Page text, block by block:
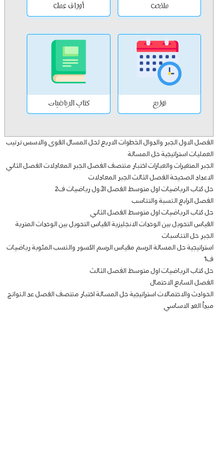
ملخص أوراق عمل
توزيع كتاب الرياضيات
الفصل الاول الجبر والدوال الخطوات الاربع لحل المسال القوى والاسس ترتيب
العمليات استراتيجية حل المسالة
الجبر المتغيرات والعبارات اختبار منتصف الفصل الجبر المعادلات الفصل الثاني
الاعداد الصحيحة الفصل الثالث الجبر المعادلات
حل كتاب الرياضيات اول متوسط الفصل الأول رياضيات ف2
الفصل الرابع النسبة والتناسب
حل كتاب الرياضيات اول متوسط الفصل الثاني
القياس التحويل بين الوحدات الانجليزية القياس التحويل بين الوحدات المترية
الجبر حل التناسبات
استراتيجية حل المسالة الرسم مقياس الرسم الكسور والنسب المئوية رياضيات
ف1
حل كتاب الرياضيات اول متوسط الفصل الثالث
الفصل السابع الاحتمال
الحوادث والاحتمالات استراتيجية حل المسالة اختبار منتصف الفصل عد النواتج
مبدأ العد الاساسي